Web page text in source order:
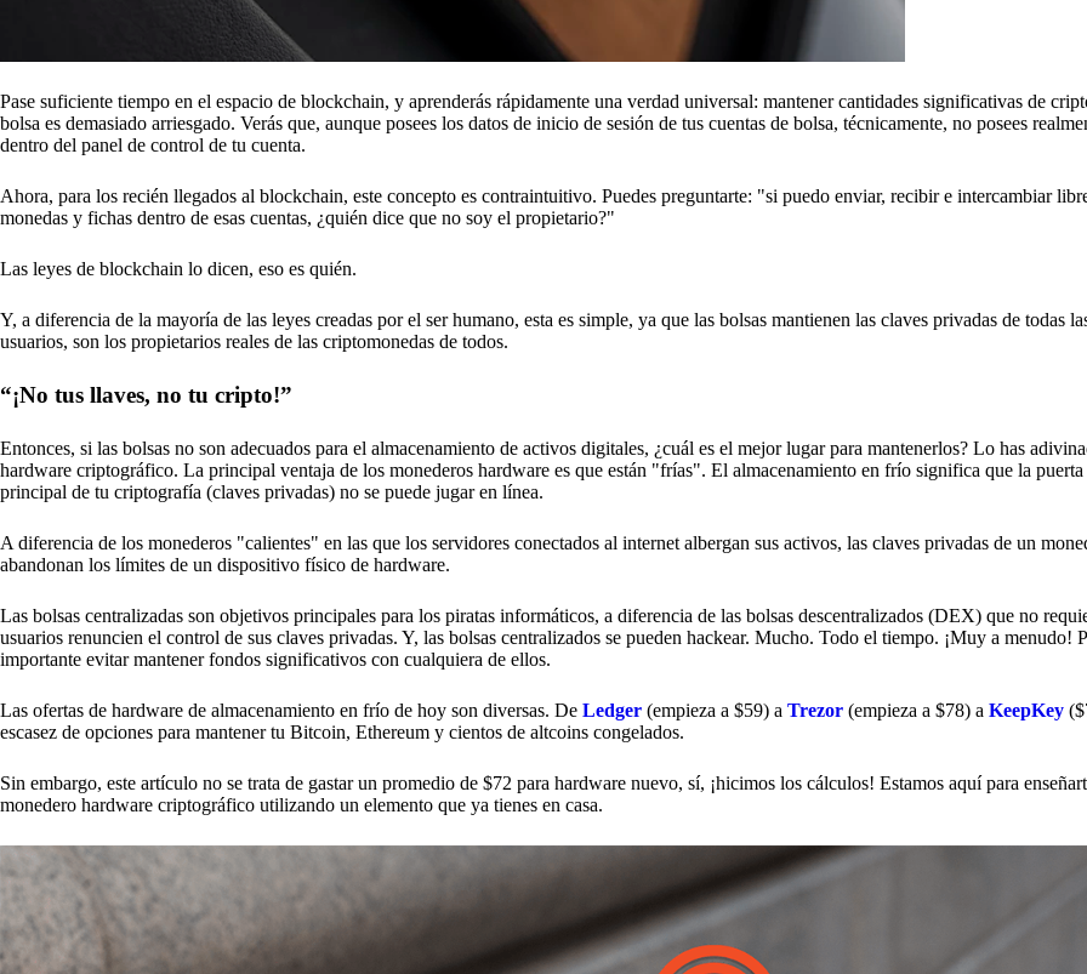
Pase suficiente tiempo en el espacio de blockchain, y aprenderás rápidamente una verdad universal: mantener cantidades significativas de
bolsa es demasiado arriesgado. Verás que, aunque posees los datos de inicio de sesión de tus cuentas de bolsa, técnicamente, no posees
dentro del panel de control de tu cuenta.
Ahora, para los recién llegados al blockchain, este concepto es contraintuitivo. Puedes preguntarte: "si puedo enviar, recibir e intercambiar
monedas y fichas dentro de esas cuentas, ¿quién dice que no soy el propietario?"
Las leyes de blockchain lo dicen, eso es quién.
Y, a diferencia de la mayoría de las leyes creadas por el ser humano, esta es simple, ya que las bolsas mantienen las claves privadas de todas
usuarios, son los propietarios reales de las criptomonedas de todos.
“¡No tus llaves, no tu cripto!”
Entonces, si las bolsas no son adecuados para el almacenamiento de activos digitales, ¿cuál es el mejor lugar para mantenerlos? Lo has
hardware criptográfico. La principal ventaja de los monederos hardware es que están "frías". El almacenamiento en frío significa que la puerta
principal de tu criptografía (claves privadas) no se puede jugar en línea.
A diferencia de los monederos "calientes" en las que los servidores conectados al internet albergan sus activos, las claves privadas de un
abandonan los límites de un dispositivo físico de hardware.
Las bolsas centralizadas son objetivos principales para los piratas informáticos, a diferencia de las bolsas descentralizados (DEX) que no
usuarios renuncien el control de sus claves privadas. Y, las bolsas centralizados se pueden hackear. Mucho. Todo el tiempo. ¡Muy a menudo!
importante evitar mantener fondos significativos con cualquiera de ellos.
Las ofertas de hardware de almacenamiento en frío de hoy son diversas. De Ledger (empieza a $59) a Trezor (empieza a $78) a KeepKey
escasez de opciones para mantener tu Bitcoin, Ethereum y cientos de altcoins congelados.
Sin embargo, este artículo no se trata de gastar un promedio de $72 para hardware nuevo, sí, ¡hicimos los cálculos! Estamos aquí para
monedero hardware criptográfico utilizando un elemento que ya tienes en casa.